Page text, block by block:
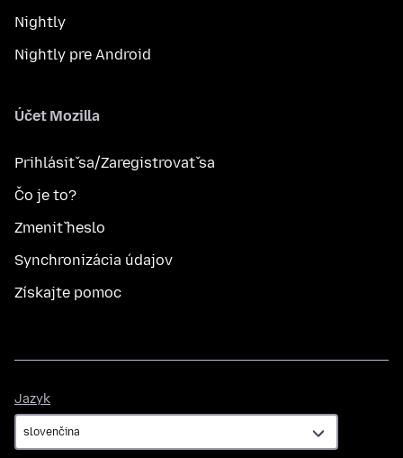
Nightly
Nightly pre Android
Účet Mozilla
Prihlásiť sa/Zaregistrovať sa
Čo je to?
Zmeniť heslo
Synchronizácia údajov
Získajte pomoc
Jazyk